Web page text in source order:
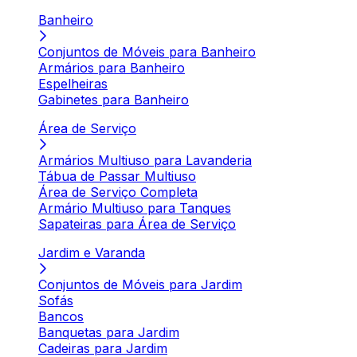
Banheiro
Conjuntos de Móveis para Banheiro
Armários para Banheiro
Espelheiras
Gabinetes para Banheiro
Área de Serviço
Armários Multiuso para Lavanderia
Tábua de Passar Multiuso
Área de Serviço Completa
Armário Multiuso para Tanques
Sapateiras para Área de Serviço
Jardim e Varanda
Conjuntos de Móveis para Jardim
Sofás
Bancos
Banquetas para Jardim
Cadeiras para Jardim